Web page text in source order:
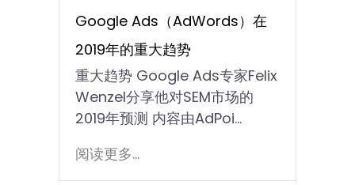
Google Ads（AdWords）在
2019年的重大趋势
重大趋势 Google Ads专家Felix
Wenzel分享他对SEM市场的
2019年预测 内容由AdPoi...
阅读更多...